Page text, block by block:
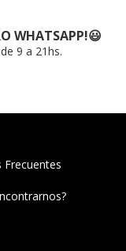
WHATSAPP!😃
9 a 21hs.
Frecuentes